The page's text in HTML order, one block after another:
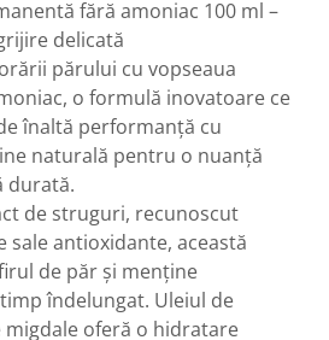
fără amoniac 100 ml –
delicată
părului cu vopseaua
o formulă inovatoare ce
înaltă performanță cu
naturală pentru o nuanță
durată.
de struguri, recunoscut
antioxidante, această
de păr și menține
îndelungat. Uleiul de
migdale oferă o hidratare